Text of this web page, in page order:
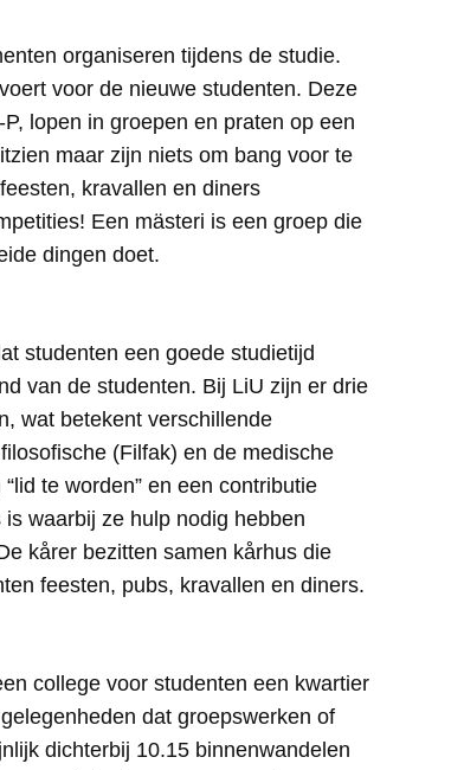
organiseren tijdens de studie.
voor de nieuwe studenten. Deze
lopen in groepen en praten op een
maar zijn niets om bang voor te
kravallen en diners
Een mästeri is een groep die
dingen doet.
studenten een goede studietijd
van de studenten. Bij LiU zijn er drie
wat betekent verschillende
(Filfak) en de medische
te worden” en een contributie
waarbij ze hulp nodig hebben
kårer bezitten samen kårhus die
feesten, pubs, kravallen en diners.
college voor studenten een kwartier
dat groepswerken of
dichterbij 10.15 binnenwandelen